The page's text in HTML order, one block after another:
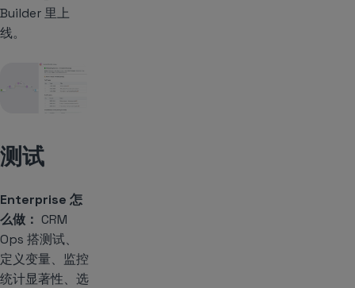
Builder 里上
线。
测试
Enterprise 怎
么做： CRM
Ops 搭测试、
定义变量、监控
统计显著性、选